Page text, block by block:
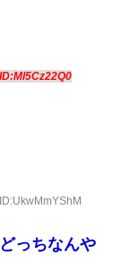
ID:Ml5Cz22Q0
っちなんや